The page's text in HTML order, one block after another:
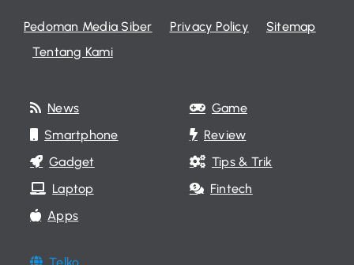
Pedoman Media Siber Privacy Policy
Sitemap
Tentang Kami
News
Smartphone
Gadget
Laptop
Apps
Game
Review
Tips & Trik
Fintech